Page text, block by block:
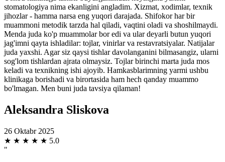
stomatologiya nima ekanligini angladim. Xizmat, xodimlar, texnik
jihozlar - hamma narsa eng yuqori darajada. Shifokor har bir
muammoni metodik tarzda hal qiladi, vaqtini oladi va shoshilmaydi.
Menda juda ko'p muammolar bor edi va ular deyarli butun yuqori
jag'imni qayta ishladilar: tojlar, vinirlar va restavratsiyalar. Natijalar
juda yaxshi. Agar siz qaysi tishlar davolanganini bilmasangiz, ularni
sog'lom tishlardan ajrata olmaysiz. Tojlar birinchi marta juda mos
keladi va texnikning ishi ajoyib. Hamkasblarimning yarmi ushbu
klinikaga borishadi va birortasida ham hech qanday muammo
bo'lmagan. Men buni juda tavsiya qilaman!
Aleksandra Sliskova
26 Oktabr 2025
★ ★ ★ ★ ★ 5.0
"